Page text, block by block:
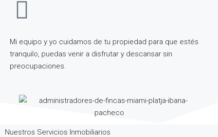
Mi equipo y yo cuidamos de tu propiedad para que estés
tranquilo, puedas venir a disfrutar y descansar sin
preocupaciones.
Nuestros Servicios Inmobiliarios